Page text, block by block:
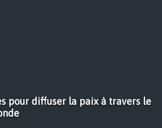
pour diffuser la paix à travers le